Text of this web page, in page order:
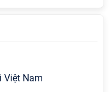
Việt Nam